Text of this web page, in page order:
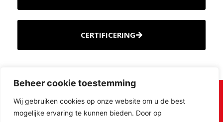
Beheer cookie toestemming
Wij gebruiken cookies op onze website om u de best
mogelijke ervaring te kunnen bieden. Door op
CERTIFICERING